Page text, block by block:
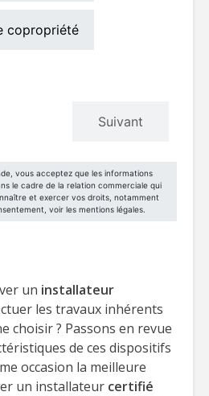
un installateur
les travaux inhérents
choisir ? Passons en revue
de ces dispositifs
occasion la meilleure
un installateur certifié